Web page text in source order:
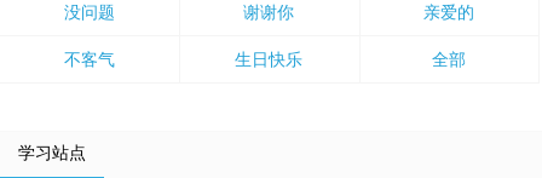
没问题 谢谢你 亲爱的
不客气 生日快乐 全部
学习站点